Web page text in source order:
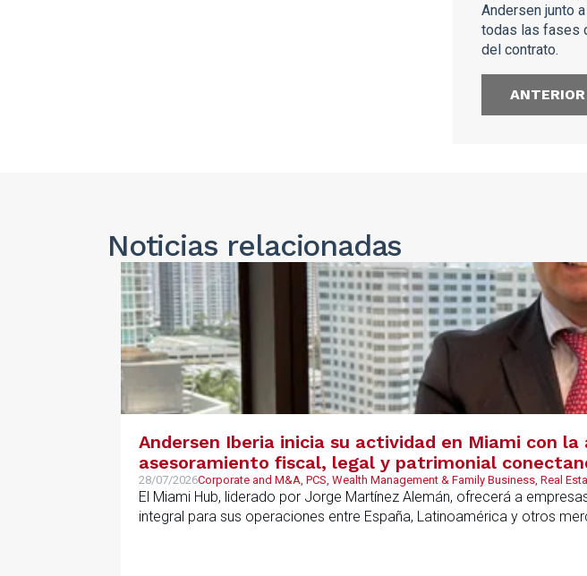
Andersen junto a
todas las fases
del contrato.
ANTERIOR
Noticias relacionadas
Andersen Iberia inicia su actividad en Miami con
asesoramiento fiscal, legal y patrimonial
28/07/2026Corporate and M&A, PCS, Wealth Management & Family Business, Real
El Miami Hub, liderado por Jorge Martínez Alemán, ofrecerá a
integral para sus operaciones entre España, Latinoamérica y otros